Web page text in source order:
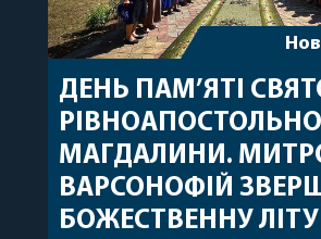
ДЕНЬ ПАМ’ЯТІ
МАГДАЛИНИ.
ВАРСОНОФІЙ
БОЖЕСТВЕННУ